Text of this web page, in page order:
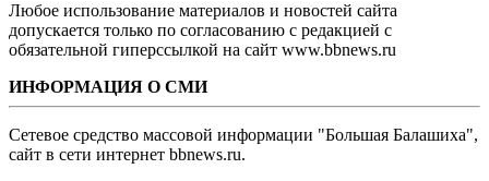
Любое использование материалов и новостей сайта
допускается только по согласованию с редакцией с
обязательной гиперссылкой на сайт www.bbnews.ru
ИНФОРМАЦИЯ О СМИ
Сетевое средство массовой информации "Большая Балашиха",
сайт в сети интернет bbnews.ru.